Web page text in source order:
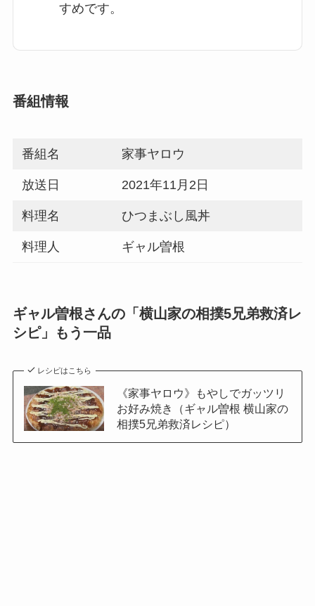
すめです。
番組情報
番組名 家事ヤロウ
放送日 2021年11月2日
料理名 ひつまぶし風丼
料理人 ギャル曽根
ギャル曽根さんの「横山家の相撲5兄弟救済レ
シピ」もう一品
レシピはこちら
《家事ヤロウ》もやしでガッツリ
お好み焼き（ギャル曽根 横山家の
相撲5兄弟救済レシピ）